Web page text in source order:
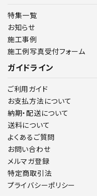
特集一覧
お知らせ
施工事例
施工例写真受付フォーム
ガイドライン
ご利用ガイド
お支払方法について
納期・配送について
送料について
よくあるご質問
お問い合わせ
メルマガ登録
特定商取引法
プライバシーポリシー